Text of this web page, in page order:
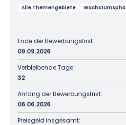
Alle Themengebiete
Ende der Bewerbungsfrist:
09.09.2026
Verbleibende Tage:
32
Anfang der Bewerbungsfrist:
06.06.2026
Preisgeld insgesamt: